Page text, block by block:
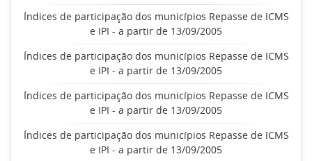
Índices de participação dos municípios Repasse de ICMS
e IPI - a partir de 13/09/2005
Índices de participação dos municípios Repasse de ICMS
e IPI - a partir de 13/09/2005
Índices de participação dos municípios Repasse de ICMS
e IPI - a partir de 13/09/2005
Índices de participação dos municípios Repasse de ICMS
e IPI - a partir de 13/09/2005